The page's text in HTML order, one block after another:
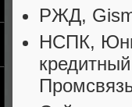
РЖД,
НСПК,